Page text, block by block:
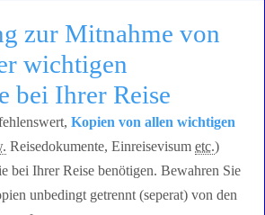
zur Mitnahme von
wichtigen
bei Ihrer Reise
Kopien von allen wichtigen
Reisedokumente, Einreisevisum etc.)
bei Ihrer Reise benötigen. Bewahren Sie
unbedingt getrennt (seperat) von den